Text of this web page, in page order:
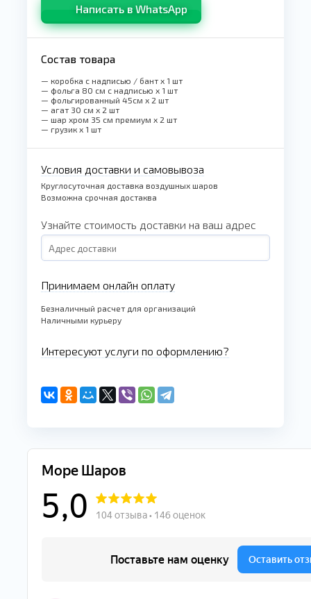
Написать в WhatsApp
Состав товара
— коробка с надписью / бант x 1 шт
— фольга 80 см с надписью x 1 шт
— фольгированный 45см x 2 шт
— агат 30 см x 2 шт
— шар хром 35 см премиум x 2 шт
— грузик x 1 шт
Условия доставки и самовывоза
Круглосуточная доставка воздушных шаров
Возможна срочная достаква
Узнайте стоимость доставки на ваш адрес
Принимаем онлайн оплату
Безналичный расчет для организаций
Наличными курьеру
Интересуют услуги по оформлению?